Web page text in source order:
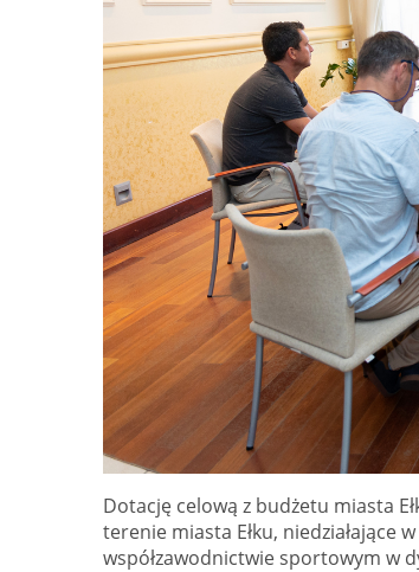
Dotację celową z budżetu miasta
terenie miasta Ełku, niedziałające
współzawodnictwie sportowym w